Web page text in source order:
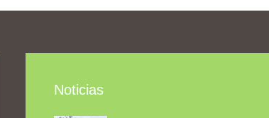
Noticias